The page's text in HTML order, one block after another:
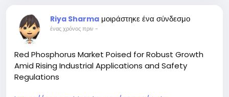
Riya Sharma μοιράστηκε ένα σύνδεσμο
ένας χρόνος πριν -
Red Phosphorus Market Poised for Robust Growth
Amid Rising Industrial Applications and Safety
Regulations